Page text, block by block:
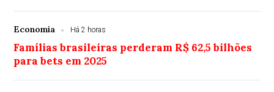
Economia Há 2 horas
Famílias brasileiras perderam R$ 62,5 bilhões
para bets em 2025